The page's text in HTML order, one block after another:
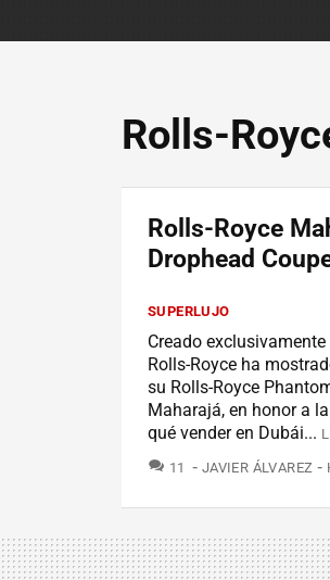
Rolls-
Rolls-Royce
Drophead
SUPERLUJO
Creado
Rolls-Royce ha
su Rolls-Royce
Maharajá, en honor a
qué vender en Dubái...
11 COMENTARIOS
JAVIER ÁLVAREZ